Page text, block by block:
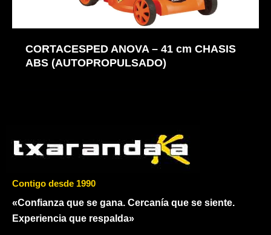
CORTACESPED ANOVA – 41 cm CHASIS
ABS (AUTOPROPULSADO)
Contigo desde 1990
«Confianza que se gana. Cercanía que se siente.
Experiencia que respalda»